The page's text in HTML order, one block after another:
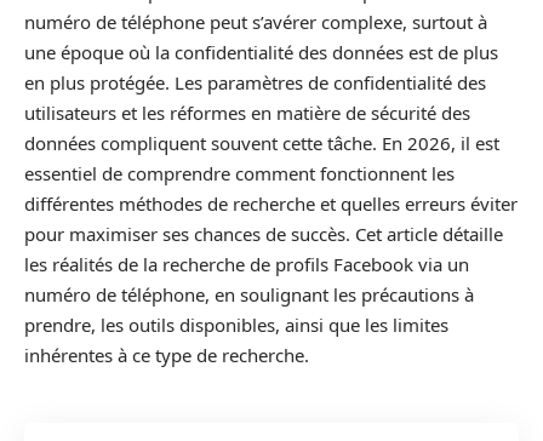
numéro de téléphone peut s’avérer complexe, surtout à
une époque où la confidentialité des données est de plus
en plus protégée. Les paramètres de confidentialité des
utilisateurs et les réformes en matière de sécurité des
données compliquent souvent cette tâche. En 2026, il est
essentiel de comprendre comment fonctionnent les
différentes méthodes de recherche et quelles erreurs éviter
pour maximiser ses chances de succès. Cet article détaille
les réalités de la recherche de profils Facebook via un
numéro de téléphone, en soulignant les précautions à
prendre, les outils disponibles, ainsi que les limites
inhérentes à ce type de recherche.